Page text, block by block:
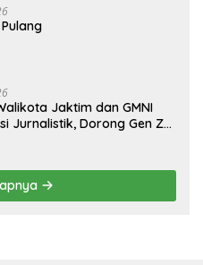
Jaktim dan GMNI
Jurnalistik, Dorong Gen Z